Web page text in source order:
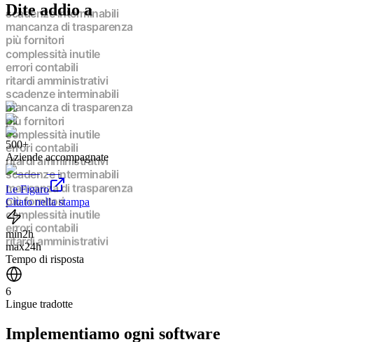
Dite addio a
scadenze interminabili
mancanza di trasparenza
più fornitori
complessità inutile
errori contabili
ritardi amministrativi
scadenze interminabili
mancanza di trasparenza
più fornitori
complessità inutile
errori contabili
ritardi amministrativi
scadenze interminabili
mancanza di trasparenza
più fornitori
complessità inutile
errori contabili
ritardi amministrativi
scadenze interminabili
mancanza di trasparenza
più fornitori
complessità inutile
errori contabili
scadenze interminabili
500+
Aziende accompagnate
Le Figaro
Citato nella stampa
min2h
max24h
Tempo di risposta
6
Lingue tradotte
Implementiamo ogni software